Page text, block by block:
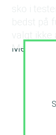
sko i
bedst på
valgt ikke
Men her